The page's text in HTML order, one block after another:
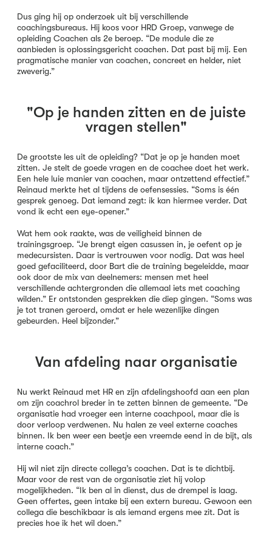
Dus ging hij op onderzoek uit bij verschillende
coachingsbureaus. Hij koos voor HRD Groep, vanwege de
opleiding Coachen als 2e beroep. “De module die ze
aanbieden is oplossingsgericht coachen. Dat past bij mij. Een
pragmatische manier van coachen, concreet en helder, niet
zweverig.”
"Op je handen zitten en de juiste
vragen stellen"
De grootste les uit de opleiding? “Dat je op je handen moet
zitten. Je stelt de goede vragen en de coachee doet het werk.
Een hele luie manier van coachen, maar ontzettend effectief.”
Reinaud merkte het al tijdens de oefensessies. “Soms is één
gesprek genoeg. Dat iemand zegt: ik kan hiermee verder. Dat
vond ik echt een eye-opener.”
Wat hem ook raakte, was de veiligheid binnen de
trainingsgroep. “Je brengt eigen casussen in, je oefent op je
medecursisten. Daar is vertrouwen voor nodig. Dat was heel
goed gefaciliteerd, door Bart die de training begeleidde, maar
ook door de mix van deelnemers: mensen met heel
verschillende achtergronden die allemaal iets met coaching
wilden.” Er ontstonden gesprekken die diep gingen. “Soms was
je tot tranen geroerd, omdat er hele wezenlijke dingen
gebeurden. Heel bijzonder.”
Van afdeling naar organisatie
Nu werkt Reinaud met HR en zijn afdelingshoofd aan een plan
om zijn coachrol breder in te zetten binnen de gemeente. “De
organisatie had vroeger een interne coachpool, maar die is
door verloop verdwenen. Nu halen ze veel externe coaches
binnen. Ik ben weer een beetje een vreemde eend in de bijt, als
interne coach.”
Hij wil niet zijn directe collega’s coachen. Dat is te dichtbij.
Maar voor de rest van de organisatie ziet hij volop
mogelijkheden. “Ik ben al in dienst, dus de drempel is laag.
Geen offertes, geen intake bij een extern bureau. Gewoon een
collega die beschikbaar is als iemand ergens mee zit. Dat is
precies hoe ik het wil doen.”